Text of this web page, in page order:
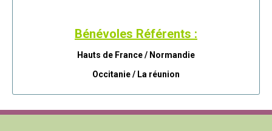
Bénévoles Référents :
Hauts de France / Normandie
Occitanie / La réunion